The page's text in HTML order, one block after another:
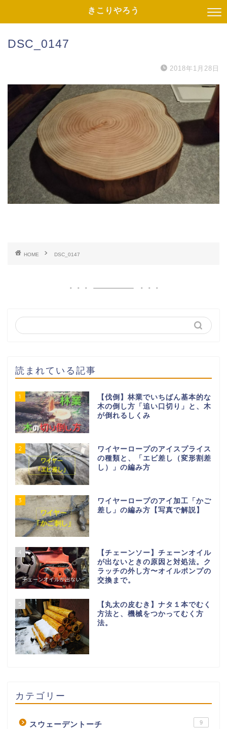
きこりやろう
DSC_0147
2018年1月28日
HOME DSC_0147
読まれている記事
1
【伐倒】林業でいちばん基本的な
木の倒し方「追い口切り」と、木
が倒れるしくみ
2
ワイヤーロープのアイスプライス
の種類と、「エビ差し（変形割差
し）」の編み方
3
ワイヤーロープのアイ加工「かご
差し」の編み方【写真で解説】
4
【チェーンソー】チェーンオイル
が出ないときの原因と対処法。ク
ラッチの外し方〜オイルポンプの
交換まで。
5
【丸太の皮むき】ナタ１本でむく
方法と、機械をつかってむく方
法。
カテゴリー
スウェーデントーチ 9